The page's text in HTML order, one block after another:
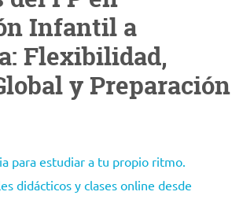
Infantil a
Flexibilidad,
y Preparación
para estudiar a tu propio ritmo.
didácticos y clases online desde